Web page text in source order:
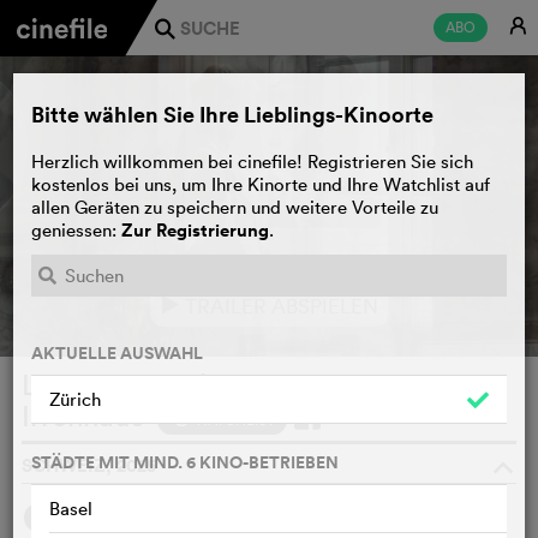
ABO E
j
TRAILER ABSPIELEN
LYDIA - Aufzeichnungen aus dem
Irrenhaus
FWATCHLIST
SCHWEIZ, 2025
SYNOPSIS
Bitte wählen Sie Ihre Lieblings-Kinoorte
Herzlich willkommen bei cinefile! Registrieren Sie sich
kostenlos bei uns, um Ihre Kinorte und Ihre Watchlist auf
allen Geräten zu speichern und weitere Vorteile zu
geniessen: Zur Registrierung.
AKTUELLE AUSWAHL
Zürich
STÄDTE MIT MIND. 6 KINO-BETRIEBEN
Basel